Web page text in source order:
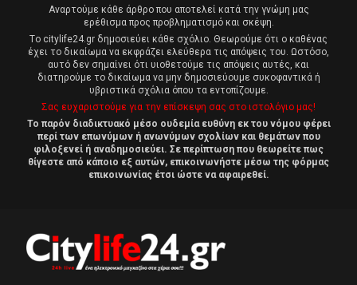
Αναρτούμε κάθε άρθρο που αποτελεί κατά την γνώμη μας
ερέθισμα προς προβληματισμό και σκέψη.
Tο citylife24.gr δημοσιεύει κάθε σχόλιο. Θεωρούμε ότι ο καθένας
έχει το δικαίωμα να εκφράζει ελεύθερα τις απόψεις του. Ωστόσο,
αυτό δεν σημαίνει ότι υιοθετούμε τις απόψεις αυτές, και
διατηρούμε το δικαίωμα να μην δημοσιεύουμε συκοφαντικά ή
υβριστικά σχόλια όπου τα εντοπίζουμε.
Σας ευχαριστούμε για την επίσκεψη σας στο ιστολόγιο μας!
Το παρόν διαδικτυακό μέσο ουδεμία ευθύνη εκ του νόμου φέρει
περί των επωνύμων ή ανωνύμων σχολίων και θεμάτων που
φιλοξενεί ή αναδημοσιεύει. Σε περίπτωση που θεωρείτε πως
θίγεστε από κάποιο εξ αυτών, επικοινωνήστε μέσω της φόρμας
επικοινωνίας έτσι ώστε να αφαιρεθεί.